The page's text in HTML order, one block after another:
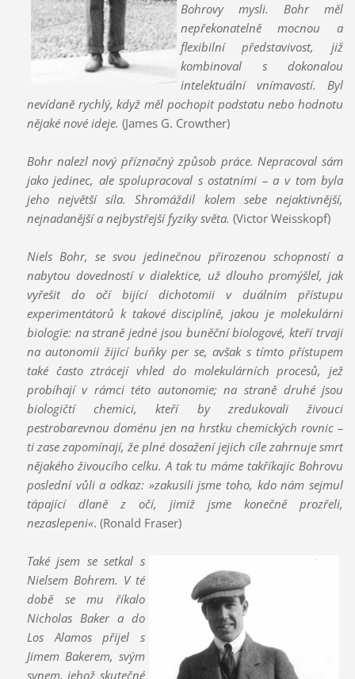
Bohrovy mysli. Bohr měl
nepřekonatelně mocnou a
flexibilní představivost, již
kombinoval s dokonalou
intelektuální vnímavostí. Byl
nevídaně rychlý, když měl pochopit podstatu nebo hodnotu
nějaké nové ideje. (James G. Crowther)
Bohr nalezl nový příznačný způsob práce. Nepracoval sám
jako jedinec, ale spolupracoval s ostatními – a v tom byla
jeho největší síla. Shromáždil kolem sebe nejaktivnější,
nejnadanější a nejbystřejší fyziky světa. (Victor Weisskopf)
Niels Bohr, se svou jedinečnou přirozenou schopností a
nabytou dovedností v dialektice, už dlouho promýšlel, jak
vyřešit do očí bijící dichotomii v duálním přístupu
experimentátorů k takové disciplíně, jakou je molekulární
biologie: na straně jedné jsou buněční biologové, kteří trvají
na autonomii žijící buňky per se, avšak s tímto přístupem
také často ztrácejí vhled do molekulárních procesů, jež
probíhají v rámci této autonomie; na straně druhé jsou
biologičtí chemici, kteří by zredukovali živoucí
pestrobarevnou doménu jen na hrstku chemických rovnic –
ti zase zapomínají, že plné dosažení jejich cíle zahrnuje smrt
nějakého živoucího celku. A tak tu máme takříkajíc Bohrovu
poslední vůli a odkaz: »zakusili jsme toho, kdo nám sejmul
tápající dlaně z očí, jimiž jsme konečně prozřeli,
nezaslepeni«. (Ronald Fraser)
Také jsem se setkal s
Nielsem Bohrem. V té
době se mu říkalo
Nicholas Baker a do
Los Alamos přijel s
Jimem Bakerem, svým
synem, jehož skutečné